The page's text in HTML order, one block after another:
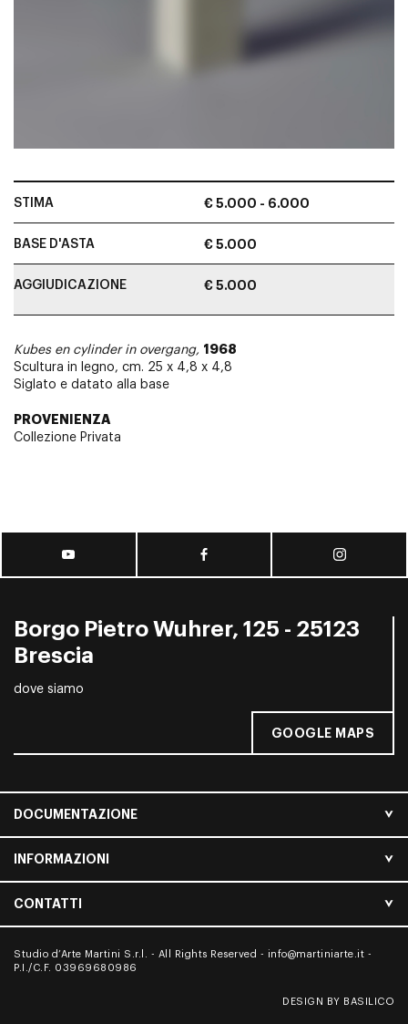
STIMA € 5.000 - 6.000
BASE D'ASTA € 5.000
AGGIUDICAZIONE € 5.000
Kubes en cylinder in overgang, 1968
Scultura in legno, cm. 25 x 4,8 x 4,8
Siglato e datato alla base
PROVENIENZA
Collezione Privata
Borgo Pietro Wuhrer, 125 - 25123
Brescia
dove siamo
GOOGLE MAPS
DOCUMENTAZIONE
INFORMAZIONI
CONTATTI
Studio d’Arte Martini S.r.l. - All Rights Reserved - info@martiniarte.it -
P.I./C.F. 03969680986
DESIGN BY BASILICO